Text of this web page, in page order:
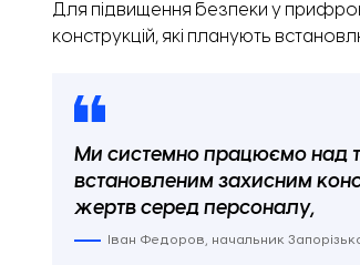
Для підвищення безпеки у
конструкцій, які планують
Ми системно працюємо над
встановленим захисним
жертв серед персоналу,
Іван Федоров, начальник